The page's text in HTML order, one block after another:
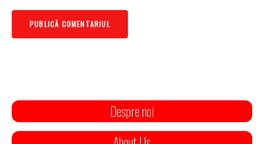
Despre noi